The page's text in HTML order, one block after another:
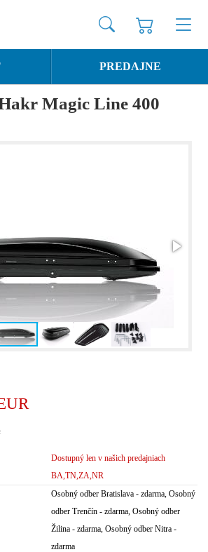
PREDAJNE
Magic Line 400
Dostupný len v našich predajniach
BA,TN,ZA,NR
Osobný odber Bratislava - zdarma, Osobný
odber Trenčín - zdarma, Osobný odber
Žilina - zdarma, Osobný odber Nitra -
zdarma